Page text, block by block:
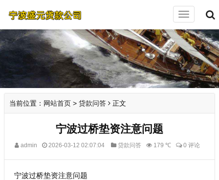
切
导
航
当前位置： 网站首页 > 贷款问答 正文
宁波过桥垫资注意问题
admin 2026-03-12 02:07:04 贷款问答 179 ℃ 0 评论
宁波过桥垫资注意问题